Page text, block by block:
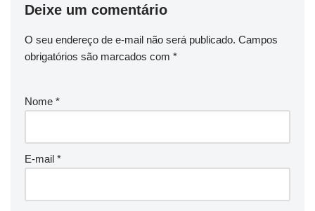
Deixe um comentário
O seu endereço de e-mail não será publicado. Campos
obrigatórios são marcados com *
Nome *
E-mail *